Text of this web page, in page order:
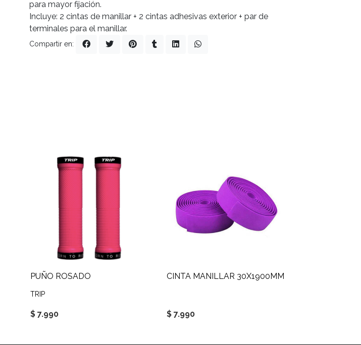
para mayor fijación.
Incluye: 2 cintas de manillar + 2 cintas adhesivas exterior + par de
terminales para el manillar.
Compartir en:
PUÑO ROSADO
TRIP
$ 7.990
CINTA MANILLAR 30X1900MM
$ 7.990